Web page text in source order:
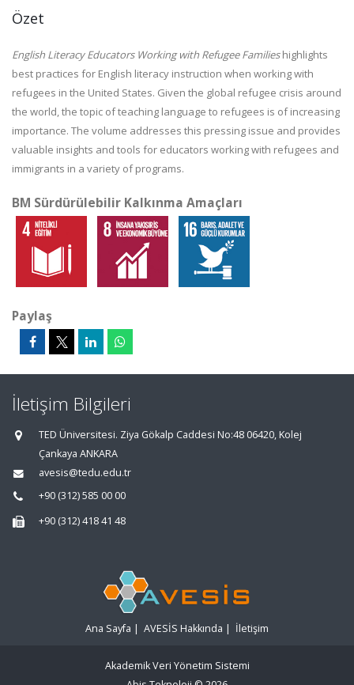
Özet
English Literacy Educators Working with Refugee Familieshighlights
best practices for English literacy instruction when working with
refugees in the United States. Given the global refugee crisis around
the world, the topic of teaching language to refugees is of increasing
importance. The volume addresses this pressing issue and provides
valuable insights and tools for educators working with refugees and
immigrants in a variety of programs.
BM Sürdürülebilir Kalkınma Amaçları
Paylaş
İletişim Bilgileri
TED Üniversitesi. Ziya Gökalp Caddesi No:48 06420, Kolej
Çankaya ANKARA
avesis@tedu.edu.tr
+90 (312) 585 00 00
+90 (312) 418 41 48
Ana Sayfa | AVESİS Hakkında | İletişim
Akademik Veri Yönetim Sistemi